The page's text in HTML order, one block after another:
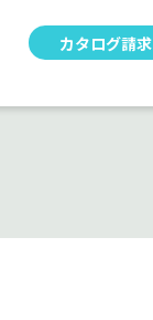
カタログ請求